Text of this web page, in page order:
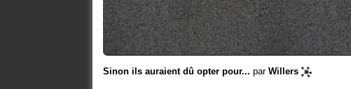
Sinon ils auraient dû opter pour... par Willers